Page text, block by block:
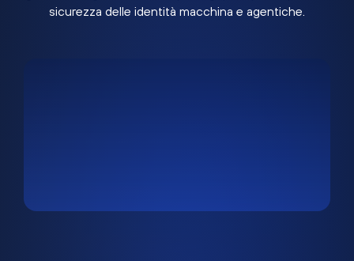
sicurezza delle identità macchina e agentiche.